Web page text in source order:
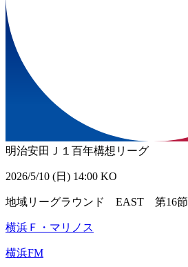
明治安田Ｊ１百年構想リーグ
2026/5/10 (日) 14:00 KO
地域リーグラウンド EAST 第16節
横浜Ｆ・マリノス
横浜FM